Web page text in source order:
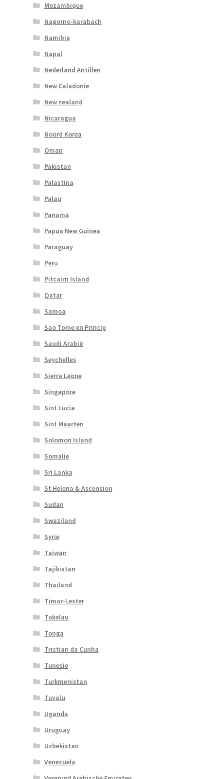
Mozambique
Nagorno-karabach
Namibia
Napal
Nederland Antillen
New Caladonie
New zealand
Nicaragua
Noord Korea
Oman
Pakistan
Palastina
Palau
Panama
Papua New Guinea
Paraguay
Peru
Pitcairn Island
Qatar
Samoa
Sao Tome en Princip
Saudi Arabië
Seychelles
Sierra Leone
Singapore
Sint Lucia
Sint Maarten
Solomon Island
Somalie
Sri Lanka
St Helena & Ascension
Sudan
Swaziland
Syrie
Taiwan
Tajikistan
Thailand
Timor-Lester
Tokelau
Tonga
Tristian da Cunha
Tunesie
Turkmenistan
Tuvalu
Uganda
Uruguay
Uzbekistan
Venezuela